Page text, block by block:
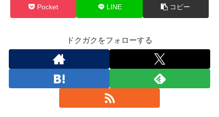
Pocket LINE コピー
ドクガクをフォローする